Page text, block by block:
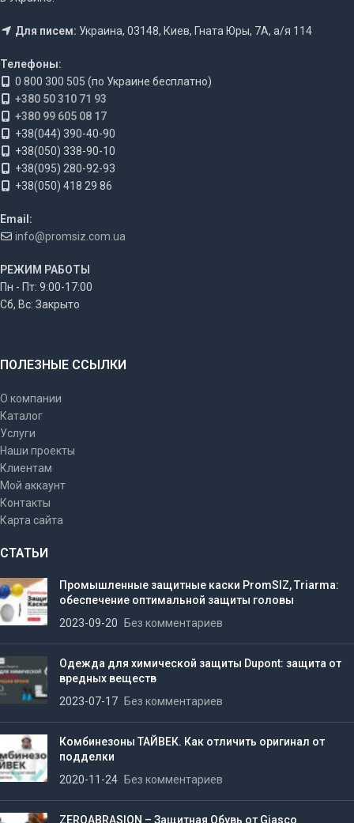
Для писем: Украина, 03148, Киев, Гната Юры, 7А, а/я 114
Телефоны:
0 800 300 505 (по Украине бесплатно)
+380 50 310 71 93
+380 99 605 08 17
+38(044) 390-40-90
+38(050) 338-90-10
+38(095) 280-92-93
+38(050) 418 29 86
Email:
info@promsiz.com.ua
РЕЖИМ РАБОТЫ
Пн - Пт: 9:00-17:00
Сб, Вс: Закрыто
ПОЛЕЗНЫЕ ССЫЛКИ
О компании
Каталог
Услуги
Наши проекты
Клиентам
Мой аккаунт
Контакты
Карта сайта
СТАТЬИ
Промышленные защитные каски PromSIZ, Triarma:
обеспечение оптимальной защиты головы
2023-09-20
Без комментариев
Одежда для химической защиты Dupont: защита от
вредных веществ
2023-07-17
Без комментариев
Комбинезоны ТАЙВЕК. Как отличить оригинал от
подделки
2020-11-24
Без комментариев
ZEROABRASION – Защитная Обувь от Giasco